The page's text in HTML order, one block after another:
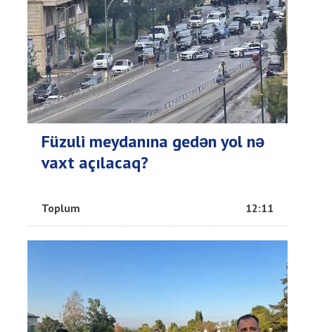
Füzuli meydanına gedən yol nə
vaxt açılacaq?
Toplum 12:11